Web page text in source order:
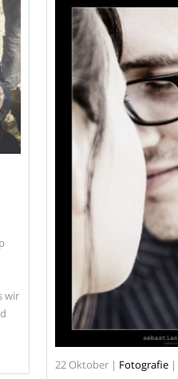
wir
22 Oktober | Fotografie |